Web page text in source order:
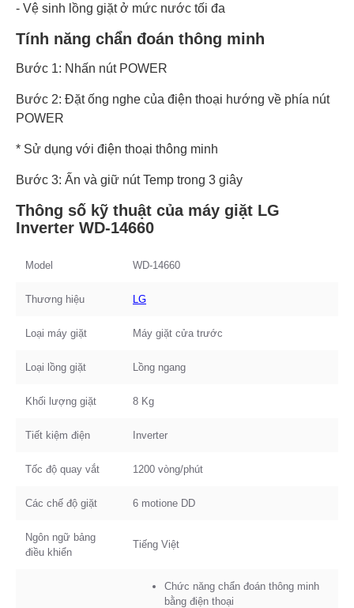
- Vệ sinh lồng giặt ở mức nước tối đa
Tính năng chẩn đoán thông minh
Bước 1: Nhấn nút POWER
Bước 2: Đặt ống nghe của điện thoại hướng về phía nút
POWER
* Sử dụng với điện thoại thông minh
Bước 3: Ấn và giữ nút Temp trong 3 giây
Thông số kỹ thuật của máy giặt LG
Inverter WD-14660
Model WD-14660
Thương hiệu LG
Loại máy giặt Máy giặt cửa trước
Loại lồng giặt Lồng ngang
Khối lượng giặt 8 Kg
Tiết kiệm điện Inverter
Tốc độ quay vắt 1200 vòng/phút
Các chế độ giặt 6 motione DD
Ngôn ngữ bảng
điều khiển
Tiếng Việt
Chức năng chẩn đoán thông minh
bằng điện thoại